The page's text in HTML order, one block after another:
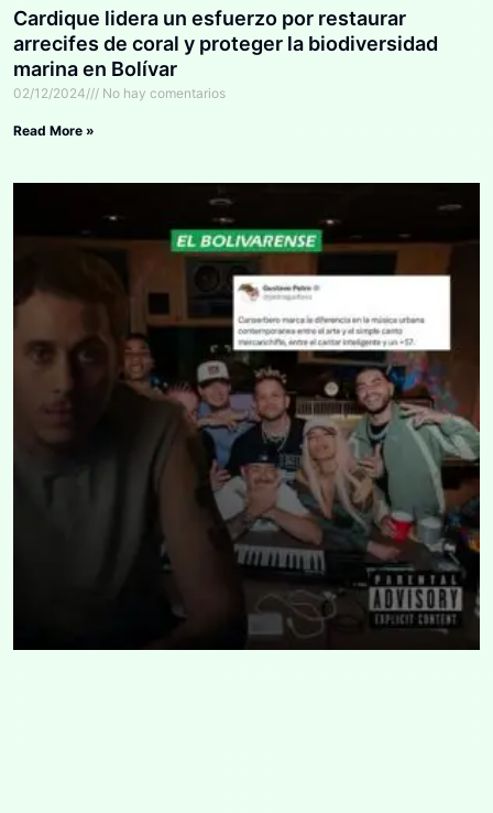
Cardique lidera un esfuerzo por restaurar
arrecifes de coral y proteger la biodiversidad
marina en Bolívar
02/12/2024 No hay comentarios
Read More »